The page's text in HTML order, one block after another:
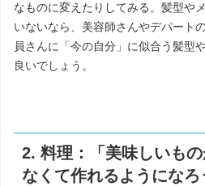
なものに変えたりしてみる。髪型や
いないなら、美容師さんやデパート
員さんに「今の自分」に似合う髪型
良いでしょう。
2. 料理：「美味しいも
なくて作れるようになろ